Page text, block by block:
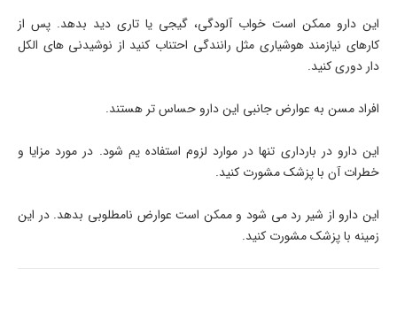
این دارو ممکن است خواب آلودگی، گیجی یا تاری دید بدهد. پس از
کارهای نیازمند هوشیاری مثل رانندگی احتناب کنید از نوشیدنی های الکل
دار دوری کنید.
افراد مسن به عوارض جانبی این دارو حساس تر هستند.
این دارو در بارداری تنها در موارد لزوم استفاده یم شود. در مورد مزایا و
خطرات آن با پزشک مشورت کنید.
این دارو از شیر رد می شود و ممکن است عوارض نامطلوبی بدهد. در این
زمینه با پزشک مشورت کنید.